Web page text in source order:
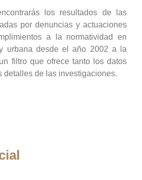
los resultados de las
por denuncias y actuaciones
a la normatividad en
urbana desde el año 2002 a la
filtro que ofrece tanto los datos
detalles de las investigaciones.